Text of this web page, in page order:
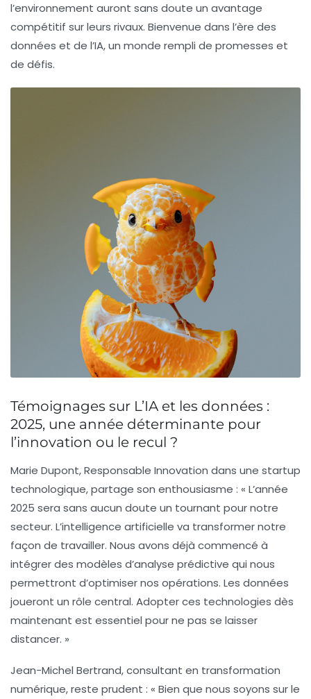
l’environnement auront sans doute un avantage
compétitif sur leurs rivaux. Bienvenue dans l’ère des
données et de l’IA, un monde rempli de promesses et
de défis.
Témoignages sur L’IA et les données :
2025, une année déterminante pour
l’innovation ou le recul ?
Marie Dupont, Responsable Innovation dans une startup
technologique, partage son enthousiasme : « L’année
2025 sera sans aucun doute un tournant pour notre
secteur. L’intelligence artificielle va transformer notre
façon de travailler. Nous avons déjà commencé à
intégrer des modèles d’analyse prédictive qui nous
permettront d’optimiser nos opérations. Les données
joueront un rôle central. Adopter ces technologies dès
maintenant est essentiel pour ne pas se laisser
distancer. »
Jean-Michel Bertrand, consultant en transformation
numérique, reste prudent : « Bien que nous soyons sur le